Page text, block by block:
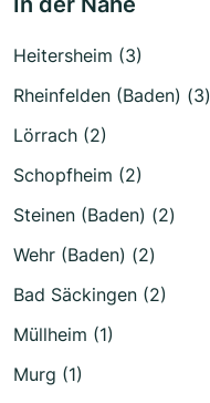
Heitersheim (3)
Rheinfelden (Baden) (3)
Lörrach (2)
Schopfheim (2)
Steinen (Baden) (2)
Wehr (Baden) (2)
Bad Säckingen (2)
Müllheim (1)
Murg (1)